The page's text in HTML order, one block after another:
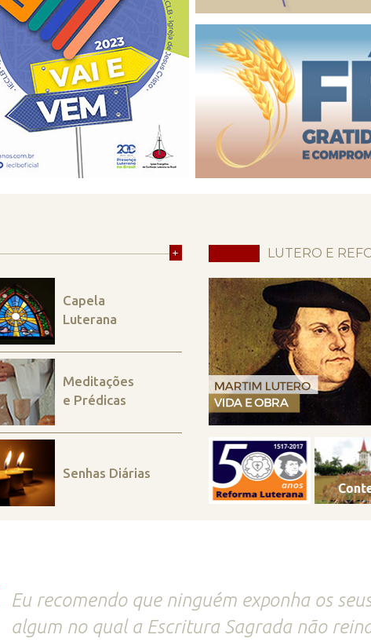
+
Capela
Luterana
Meditações
e Prédicas
Senhas Diárias
LUTERO E
Eu recomendo que ninguém exponha os
algum no qual a Escritura Sagrada não